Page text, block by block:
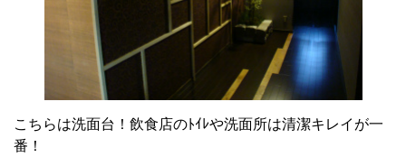
こちらは洗面台！飲食店のﾄｲﾚや洗面所は清潔キレイが一
番！